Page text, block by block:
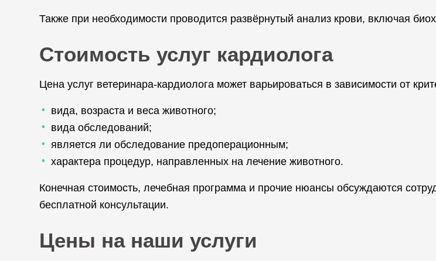
Также при необходимости проводится развёрнутый анализ крови, включая
Стоимость услуг кардиолога
Цена услуг ветеринара-кардиолога может варьироваться в зависимости от
вида, возраста и веса животного;
вида обследований;
является ли обследование предоперационным;
характера процедур, направленных на лечение животного.
Конечная стоимость, лечебная программа и прочие нюансы обсуждаются
бесплатной консультации.
Цены на наши услуги